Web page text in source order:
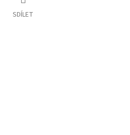
SDÍLET